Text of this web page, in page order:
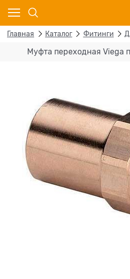
Главная Каталог Фитинги
Муфта переходная Viega